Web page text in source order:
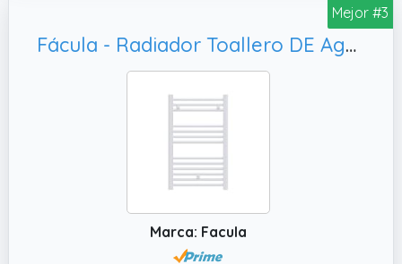
Mejor #3
Fácula - Radiador Toallero DE Agua Ocean Blanco 803x450mm | (NO Eléctrico) | 3 Soportes+purgador | Conexiones 3x1/2
Marca: Facula